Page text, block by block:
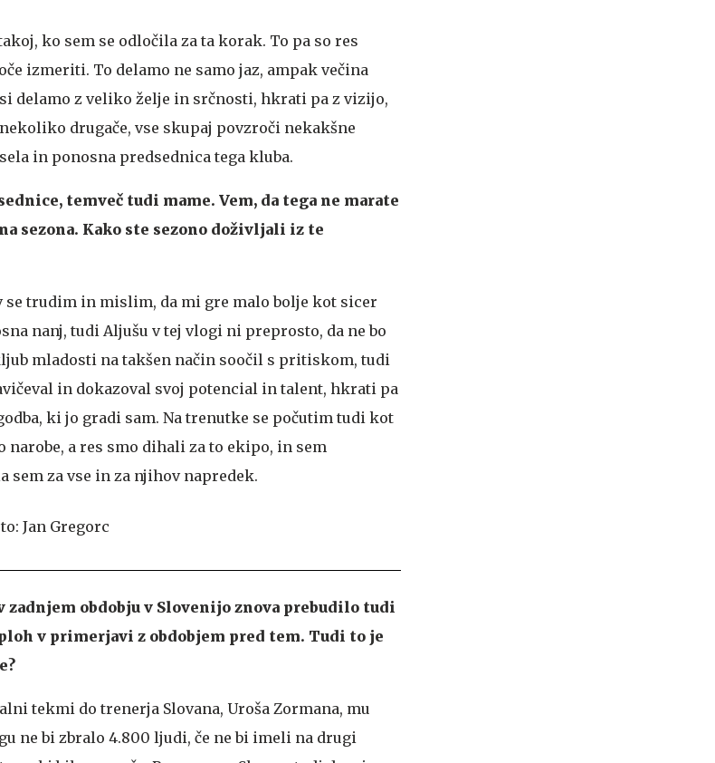
ko sem se odločila za ta korak. To pa so res
izmeriti. To delamo ne samo jaz, ampak večina
delamo z veliko želje in srčnosti, hkrati pa z vizijo,
drugače, vse skupaj povzroči nekakšne
in ponosna predsednica tega kluba.
temveč tudi mame. Vem, da tega ne marate
sezona. Kako ste sezono doživljali iz te
se trudim in mislim, da mi gre malo bolje kot sicer
nanj, tudi Aljušu v tej vlogi ni preprosto, da ne bo
mladosti na takšen način soočil s pritiskom, tudi
in dokazoval svoj potencial in talent, hkrati pa
ki jo gradi sam. Na trenutke se počutim tudi kot
narobe, a res smo dihali za to ekipo, in sem
sem za vse in za njihov napredek.
zadnjem obdobju v Slovenijo znova prebudilo tudi
v primerjavi z obdobjem pred tem. Tudi to je
tekmi do trenerja Slovana, Uroša Zormana, mu
ne bi zbralo 4.800 ljudi, če ne bi imeli na drugi